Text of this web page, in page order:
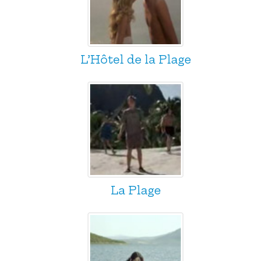
L’Hôtel de la Plage
La Plage